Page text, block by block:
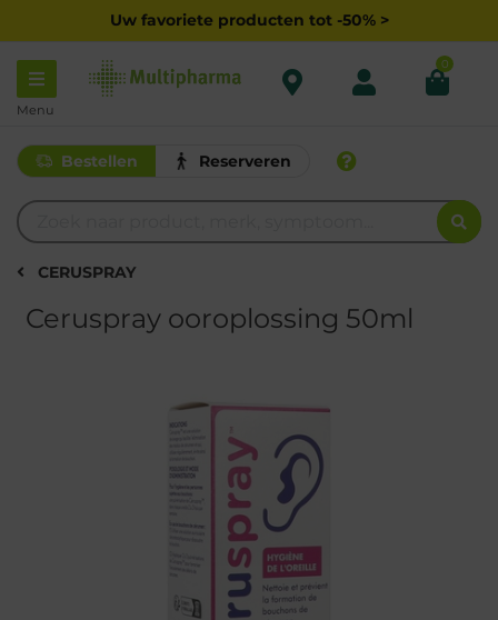
Uw favoriete producten tot -50% >
Menu
0
Bestellen Reserveren
CERUSPRAY
Ceruspray ooroplossing 50ml